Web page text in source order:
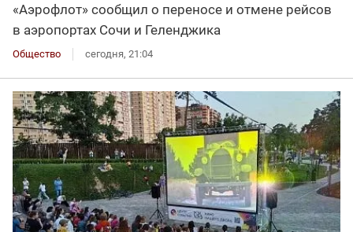
«Аэрофлот» сообщил о переносе и отмене рейсов
в аэропортах Сочи и Геленджика
Общество сегодня, 21:04